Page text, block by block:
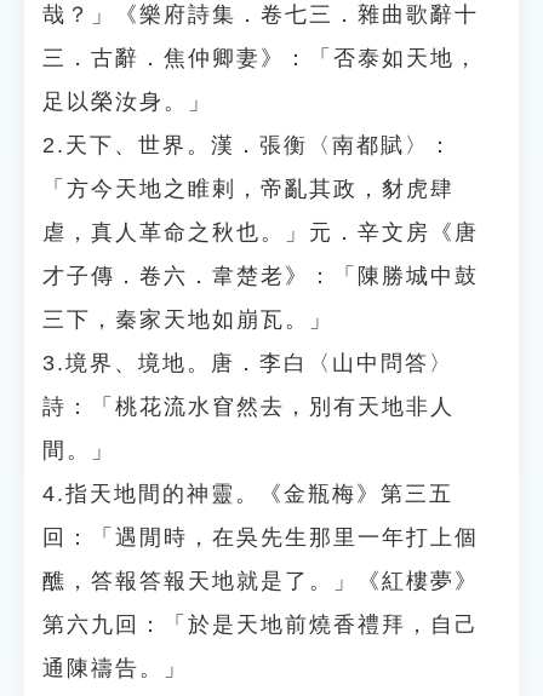
哉？」《樂府詩集．卷七三．雜曲歌辭十
三．古辭．焦仲卿妻》：「否泰如天地，
足以榮汝身。」
2.天下、世界。漢．張衡〈南都賦〉：
「方今天地之睢剌，帝亂其政，豺虎肆
虐，真人革命之秋也。」元．辛文房《唐
才子傳．卷六．韋楚老》：「陳勝城中鼓
三下，秦家天地如崩瓦。」
3.境界、境地。唐．李白〈山中問答〉
詩：「桃花流水窅然去，別有天地非人
間。」
4.指天地間的神靈。《金瓶梅》第三五
回：「遇閒時，在吳先生那里一年打上個
醮，答報答報天地就是了。」《紅樓夢》
第六九回：「於是天地前燒香禮拜，自己
通陳禱告。」